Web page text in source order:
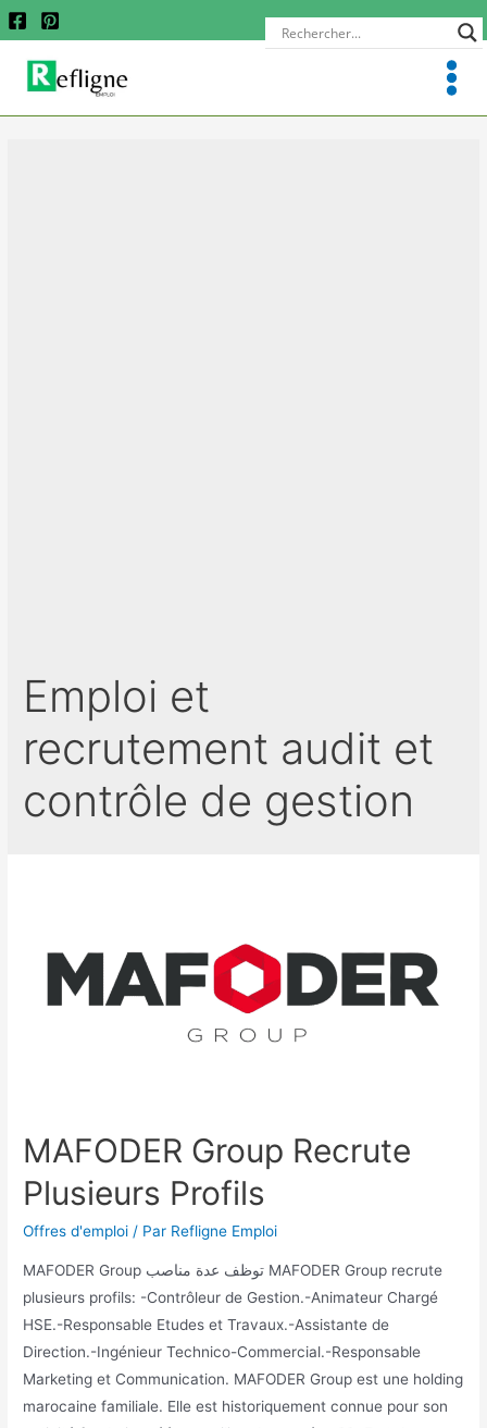
Emploi et
recrutement audit et
contrôle de gestion
MAFODER Group Recrute
Plusieurs Profils
Offres d'emploi / Par Refligne Emploi
MAFODER Group توظف عدة مناصب MAFODER Group recrute
plusieurs profils: -Contrôleur de Gestion.-Animateur Chargé
HSE.-Responsable Etudes et Travaux.-Assistante de
Direction.-Ingénieur Technico-Commercial.-Responsable
Marketing et Communication. MAFODER Group est une holding
marocaine familiale. Elle est historiquement connue pour son